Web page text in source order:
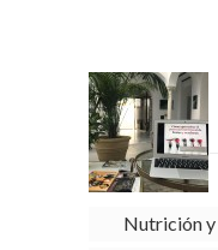
Nutrición y